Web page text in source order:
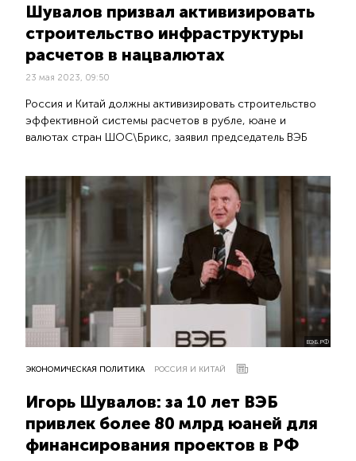
Шувалов призвал активизировать
строительство инфраструктуры
расчетов в нацвалютах
23 мая 2023, 09:50
Россия и Китай должны активизировать строительство
эффективной системы расчетов в рубле, юане и
валютах стран ШОС\Брикс, заявил председатель ВЭБ
ВЭБ.РФ
ЭКОНОМИЧЕСКАЯ ПОЛИТИКА РОССИЯ И КИТАЙ
Игорь Шувалов: за 10 лет ВЭБ
привлек более 80 млрд юаней для
финансирования проектов в РФ